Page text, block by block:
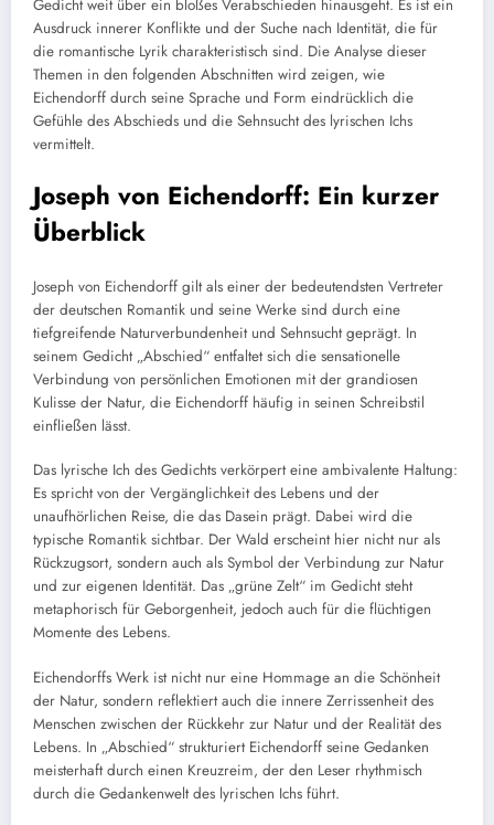
Gedicht weit über ein bloßes Verabschieden hinausgeht. Es ist ein
Ausdruck innerer Konflikte und der Suche nach Identität, die für
die romantische Lyrik charakteristisch sind. Die Analyse dieser
Themen in den folgenden Abschnitten wird zeigen, wie
Eichendorff durch seine Sprache und Form eindrücklich die
Gefühle des Abschieds und die Sehnsucht des lyrischen Ichs
vermittelt.
Joseph von Eichendorff: Ein kurzer
Überblick
Joseph von Eichendorff gilt als einer der bedeutendsten Vertreter
der deutschen Romantik und seine Werke sind durch eine
tiefgreifende Naturverbundenheit und Sehnsucht geprägt. In
seinem Gedicht „Abschied“ entfaltet sich die sensationelle
Verbindung von persönlichen Emotionen mit der grandiosen
Kulisse der Natur, die Eichendorff häufig in seinen Schreibstil
einfließen lässt.
Das lyrische Ich des Gedichts verkörpert eine ambivalente Haltung:
Es spricht von der Vergänglichkeit des Lebens und der
unaufhörlichen Reise, die das Dasein prägt. Dabei wird die
typische Romantik sichtbar. Der Wald erscheint hier nicht nur als
Rückzugsort, sondern auch als Symbol der Verbindung zur Natur
und zur eigenen Identität. Das „grüne Zelt“ im Gedicht steht
metaphorisch für Geborgenheit, jedoch auch für die flüchtigen
Momente des Lebens.
Eichendorffs Werk ist nicht nur eine Hommage an die Schönheit
der Natur, sondern reflektiert auch die innere Zerrissenheit des
Menschen zwischen der Rückkehr zur Natur und der Realität des
Lebens. In „Abschied“ strukturiert Eichendorff seine Gedanken
meisterhaft durch einen Kreuzreim, der den Leser rhythmisch
durch die Gedankenwelt des lyrischen Ichs führt.